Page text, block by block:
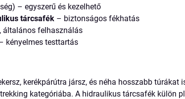
– egyszerű és kezelhető
tárcsafék – biztonságos fékhatás
általános felhasználás
kényelmes testtartás
kerékpárútra jársz, és néha hosszabb túrákat
kategóriába. A hidraulikus tárcsafék külön